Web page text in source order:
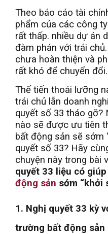
Theo báo cáo tài
phẩm của các công
rất thấp. nhiều dự án
đàm phán với trái
chưa hoàn thiện và
rất khó để chuyển đổi.
Thế tiến thoái lưỡng
trái chủ lẫn doanh
quyết số 33 tháo
nào sẽ được ưu tiên
bất động sản sẽ sớm
quyết số 33? Hãy
chuyện này trong bài
quyết 33 liệu có
động sản sớm “khởi
1. Nghị quyết 33 kỳ
trường bất động sản